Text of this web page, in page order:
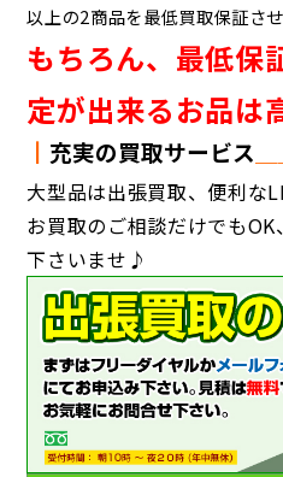
以上の2商品を最低買取保証さ
もちろん、最低保
定が出来るお品
┃ 充実の買取サービス
大型品は出張買取、便利な
お買取のご相談だけでも
下さいませ♪